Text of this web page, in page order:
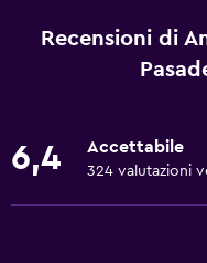
Wi-Fi disponibile
Aria condizionata
Set di cortesia gratuito
Recensioni di
6,4 Accettabile
324 valutazioni